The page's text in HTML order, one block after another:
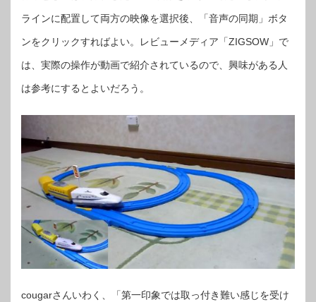
ラインに配置して両方の映像を選択後、「音声の同期」ボタ
ンをクリックすればよい。レビューメディア「ZIGSOW」で
は、実際の操作が動画で紹介されているので、興味がある人
は参考にするとよいだろう。
cougarさんいわく、「第一印象では取っ付き難い感じを受け